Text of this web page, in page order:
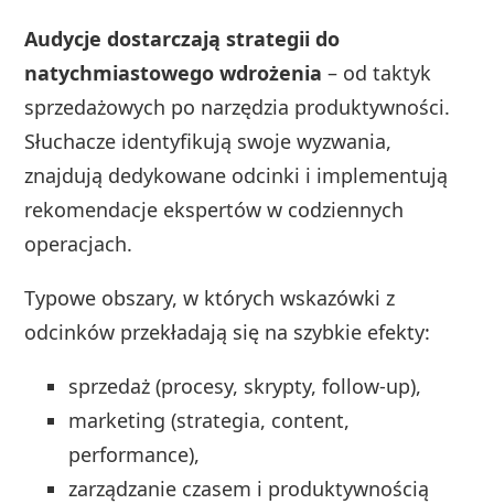
Audycje dostarczają strategii do
natychmiastowego wdrożenia – od taktyk
sprzedażowych po narzędzia produktywności.
Słuchacze identyfikują swoje wyzwania,
znajdują dedykowane odcinki i implementują
rekomendacje ekspertów w codziennych
operacjach.
Typowe obszary, w których wskazówki z
odcinków przekładają się na szybkie efekty:
sprzedaż (procesy, skrypty, follow‑up),
marketing (strategia, content,
performance),
zarządzanie czasem i produktywnością